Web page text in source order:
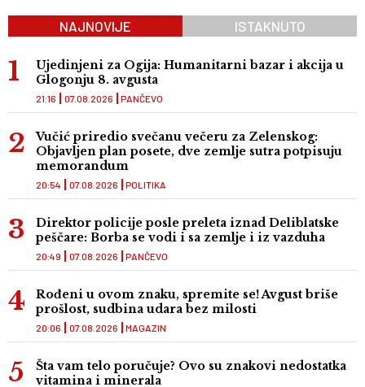
NAJNOVIJE ISTAKNUTO
Ujedinjeni za Ogija: Humanitarni bazar i akcija u
Glogonju 8. avgusta
PANČEVO
21:16 07.08.2026
Vučić priredio svečanu večeru za Zelenskog:
Objavljen plan posete, dve zemlje sutra potpisuju
memorandum
POLITIKA
20:54 07.08.2026
Direktor policije posle preleta iznad Deliblatske
peščare: Borba se vodi i sa zemlje i iz vazduha
PANČEVO
20:49 07.08.2026
Rođeni u ovom znaku, spremite se! Avgust briše
prošlost, sudbina udara bez milosti
MAGAZIN
20:06 07.08.2026
Šta vam telo poručuje? Ovo su znakovi nedostatka
vitamina i minerala